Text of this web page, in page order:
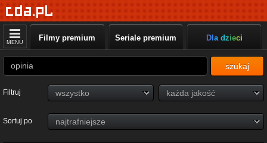
MENU Filmy premium Seriale premium Dla dzieci
szukaj
Filtruj
Sortuj po